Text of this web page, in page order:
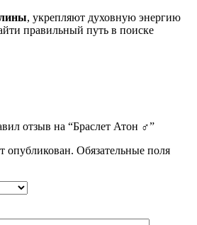
, укрепляют духовную энергию
правильный путь в поиске
отзыв на “Браслет Атон ♂”
опубликован. Обязательные поля